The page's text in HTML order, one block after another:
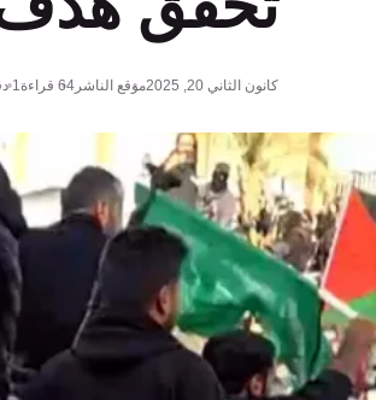
كانون الثاني 20, 2025 موقع الناشر 64 قراءة1 دقائق قراءة